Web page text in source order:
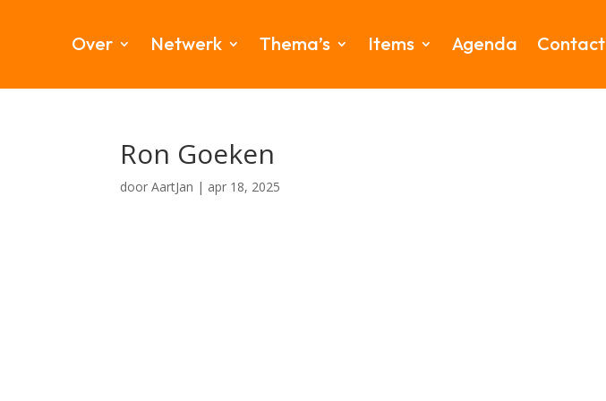
Over Netwerk Thema’s Items Agenda Contact
Ron Goeken
doorAartJan | apr 18, 2025